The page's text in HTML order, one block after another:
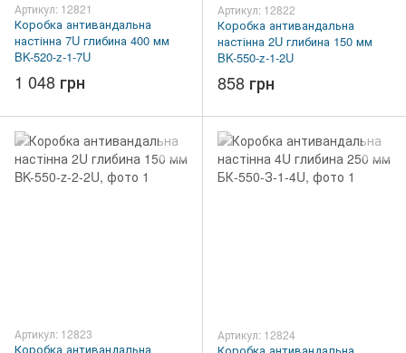
Артикул: 12821
Коробка антивандальна
настінна 7U глибина 400 мм
BK-520-z-1-7U
1 048 грн
Артикул: 12822
Коробка антивандальна
настінна 2U глибина 150 мм
BK-550-z-1-2U
858 грн
Артикул: 12823
Коробка антивандальна
Артикул: 12824